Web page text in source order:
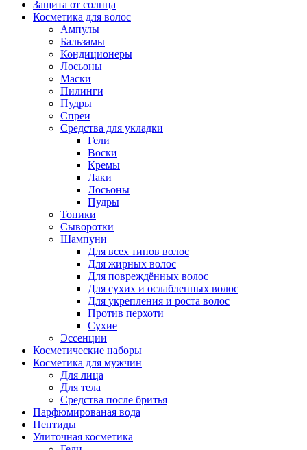
Защита от солнца
Косметика для волос
Ампулы
Бальзамы
Кондиционеры
Лосьоны
Маски
Пилинги
Пудры
Спреи
Средства для укладки
Гели
Воски
Кремы
Лаки
Лосьоны
Пудры
Тоники
Сыворотки
Шампуни
Для всех типов волос
Для жирных волос
Для повреждённых волос
Для сухих и ослабленных волос
Для укрепления и роста волос
Против перхоти
Сухие
Эссенции
Косметические наборы
Косметика для мужчин
Для лица
Для тела
Средства после бритья
Парфюмированая вода
Пептиды
Улиточная косметика